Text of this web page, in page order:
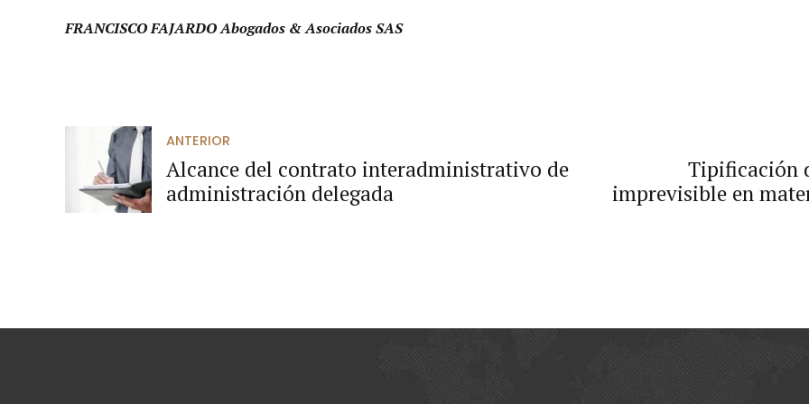
FRANCISCO FAJARDO Abogados & Asociados SAS
ANTERIOR
Alcance del contrato interadministrativo de
administración delegada
Tipificación
imprevisible en